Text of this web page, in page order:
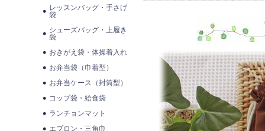
レッスンバッグ・手さげ
袋
シューズバッグ・上履き
袋
おきがえ袋・体操着入れ
お弁当袋（巾着型）
お弁当ケース（封筒型）
コップ袋・給食袋
ランチョンマット
エプロン・三角巾